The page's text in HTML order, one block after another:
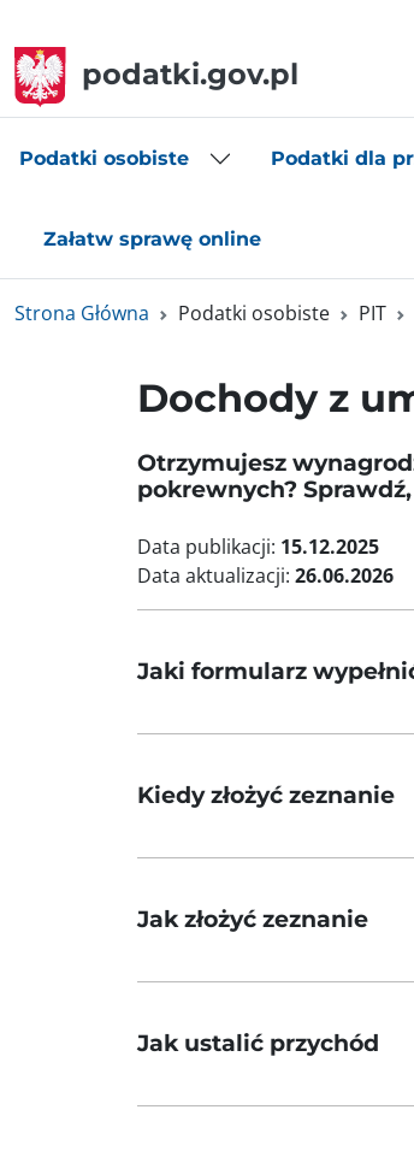
podatki.gov.pl
Podatki osobiste Podatki dla
Załatw sprawę online
Strona Główna Podatki osobiste PIT
Dochody z
Otrzymujesz
pokrewnych?
Data publikacji: 15.12.2025
Data aktualizacji: 26.06.2026
Jaki formularz
Kiedy złożyć zeznanie
Jak złożyć zeznanie
Jak ustalić przychód